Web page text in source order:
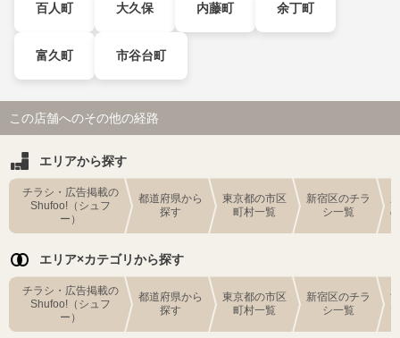
百人町 大久保 内藤町 余丁町
富久町 市谷台町
この店舗へのその他の経路
エリアから探す
チラシ・広告掲載の
Shufoo!（シュフ
ー）
都道府県から
探す
東京都の市区
町村一覧
新宿区のチラ
シ一覧
エリア×カテゴリから探す
チラシ・広告掲載の
Shufoo!（シュフ
ー）
都道府県から
探す
東京都の市区
町村一覧
新宿区のチラ
シ一覧